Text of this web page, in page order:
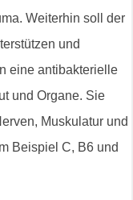
Weiterhin soll der
und
eine antibakterielle
und Organe. Sie
Muskulatur und
Beispiel C, B6 und